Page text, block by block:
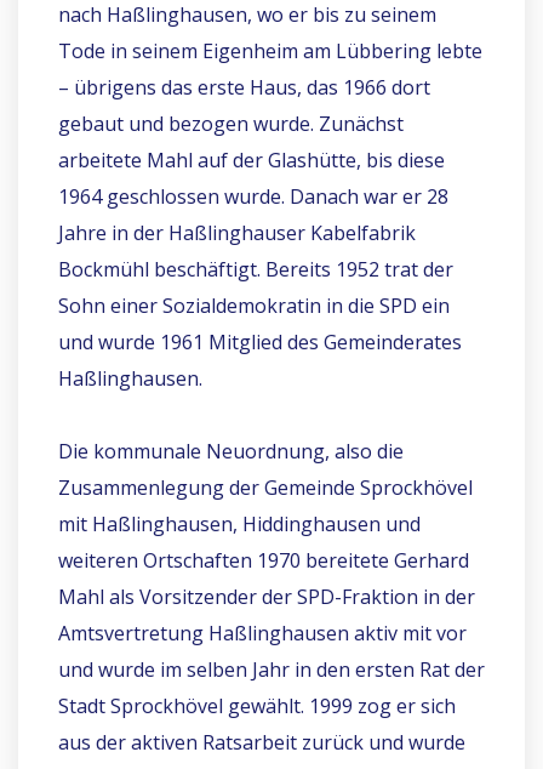
nach Haßlinghausen, wo er bis zu seinem
Tode in seinem Eigenheim am Lübbering lebte
– übrigens das erste Haus, das 1966 dort
gebaut und bezogen wurde. Zunächst
arbeitete Mahl auf der Glashütte, bis diese
1964 geschlossen wurde. Danach war er 28
Jahre in der Haßlinghauser Kabelfabrik
Bockmühl beschäftigt. Bereits 1952 trat der
Sohn einer Sozialdemokratin in die SPD ein
und wurde 1961 Mitglied des Gemeinderates
Haßlinghausen.
Die kommunale Neuordnung, also die
Zusammenlegung der Gemeinde Sprockhövel
mit Haßlinghausen, Hiddinghausen und
weiteren Ortschaften 1970 bereitete Gerhard
Mahl als Vorsitzender der SPD-Fraktion in der
Amtsvertretung Haßlinghausen aktiv mit vor
und wurde im selben Jahr in den ersten Rat der
Stadt Sprockhövel gewählt. 1999 zog er sich
aus der aktiven Ratsarbeit zurück und wurde